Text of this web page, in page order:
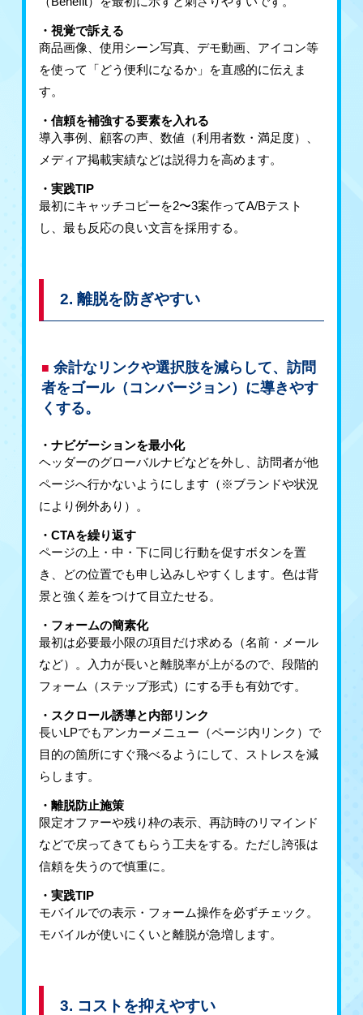
・視覚で訴える
商品画像、使用シーン写真、デモ動画、アイコン等
を使って「どう便利になるか」を直感的に伝えま
す。
・信頼を補強する要素を入れる
導入事例、顧客の声、数値（利用者数・満足度）、
メディア掲載実績などは説得力を高めます。
・実践TIP
最初にキャッチコピーを2〜3案作ってA/Bテスト
し、最も反応の良い文言を採用する。
2. 離脱を防ぎやすい
余計なリンクや選択肢を減らして、訪問
者をゴール（コンバージョン）に導きやす
くする。
・ナビゲーションを最小化
ヘッダーのグローバルナビなどを外し、訪問者が他
ページへ行かないようにします（※ブランドや状況
により例外あり）。
・CTAを繰り返す
ページの上・中・下に同じ行動を促すボタンを置
き、どの位置でも申し込みしやすくします。色は背
景と強く差をつけて目立たせる。
・フォームの簡素化
最初は必要最小限の項目だけ求める（名前・メール
など）。入力が長いと離脱率が上がるので、段階的
フォーム（ステップ形式）にする手も有効です。
・スクロール誘導と内部リンク
長いLPでもアンカーメニュー（ページ内リンク）で
目的の箇所にすぐ飛べるようにして、ストレスを減
らします。
・離脱防止施策
限定オファーや残り枠の表示、再訪時のリマインド
などで戻ってきてもらう工夫をする。ただし誇張は
信頼を失うので慎重に。
・実践TIP
モバイルでの表示・フォーム操作を必ずチェック。
モバイルが使いにくいと離脱が急増します。
3. コストを抑えやすい